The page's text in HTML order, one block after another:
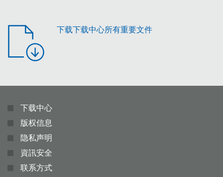
下载下载中心所有重要文件
下载中心
版权信息
隐私声明
資訊安全
联系方式